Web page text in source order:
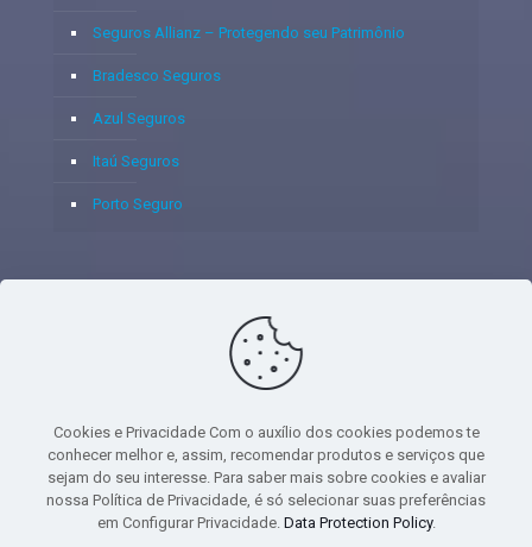
Seguros Allianz – Protegendo seu Patrimônio
Bradesco Seguros
Azul Seguros
Itaú Seguros
Porto Seguro
© 2020 - Yoshie & Maia Corretora de Seguros Ltda - CNPJ:
05.459.716/0001-75 - SUSEP: 100637106 AV DOS
PAVIMENTO - CEP 06.020-012 - VILA YARA - OSASCO - UF SP -
TELEFONE - (11) 8251-9266
Cookies e Privacidade Com o auxílio dos cookies podemos te
conhecer melhor e, assim, recomendar produtos e serviços que
sejam do seu interesse. Para saber mais sobre cookies e avaliar
nossa Política de Privacidade, é só selecionar suas preferências
em Configurar Privacidade. Data Protection Policy.